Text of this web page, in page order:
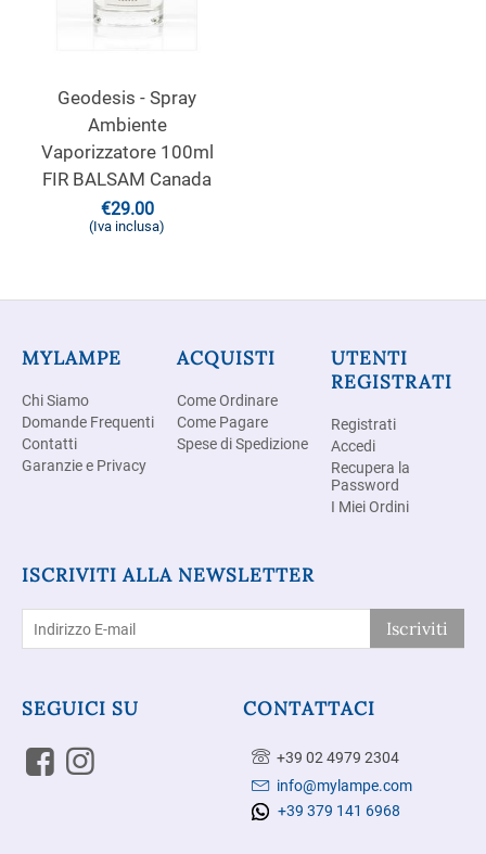
Geodesis - Spray
Ambiente
Vaporizzatore 100ml
FIR BALSAM Canada
€29.00
(Iva inclusa)
MYLAMPE
Chi Siamo
Domande Frequenti
Contatti
Garanzie e Privacy
ACQUISTI
Come Ordinare
Come Pagare
Spese di Spedizione
UTENTI
REGISTRATI
Registrati
Accedi
Recupera la
Password
I Miei Ordini
ISCRIVITI ALLA NEWSLETTER
Iscriviti
SEGUICI SU CONTATTACI
+39 02 4979 2304
info@mylampe.com
+39 379 141 6968